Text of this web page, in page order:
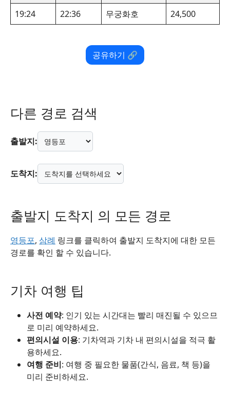
19:24
22:36 무궁화호 24,500
공유하기 🔗
다른 경로 검색
출발지:
도착지:
출발지 도착지 의 모든 경로
영등포, 삼례 링크를 클릭하여 출발지 도착지에 대한 모든
경로를 확인 할 수 있습니다.
기차 여행 팁
사전 예약: 인기 있는 시간대는 빨리 매진될 수 있으므
로 미리 예약하세요.
편의시설 이용: 기차역과 기차 내 편의시설을 적극 활
용하세요.
여행 준비: 여행 중 필요한 물품(간식, 음료, 책 등)을
미리 준비하세요.